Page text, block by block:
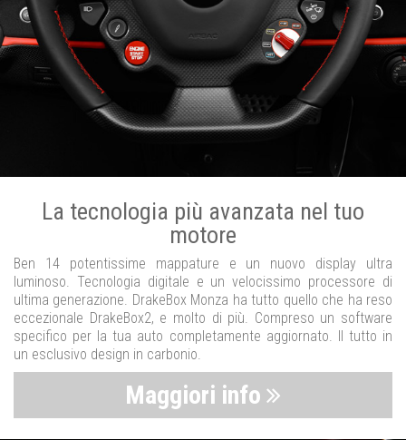
La tecnologia più avanzata nel tuo
motore
Ben 14 potentissime mappature e un nuovo display ultra
luminoso. Tecnologia digitale e un velocissimo processore di
ultima generazione. DrakeBox Monza ha tutto quello che ha reso
eccezionale DrakeBox2, e molto di più. Compreso un software
specifico per la tua auto completamente aggiornato. Il tutto in
un esclusivo design in carbonio.
Maggiori info